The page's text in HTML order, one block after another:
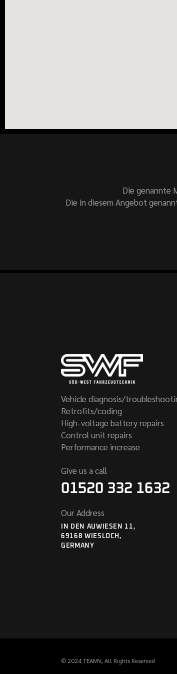
Die genannte
Die in diesem Angebot
Vehicle diagnosis/
Retrofits/coding
High-voltage battery repairs
Control unit repairs
Performance increase
Give us a call
01520 332 1632
Our Address
IN DEN AUWIESEN 11,
69168 WIESLOCH,
GERMANY
© 2024TEAMV, All Rights Reserved